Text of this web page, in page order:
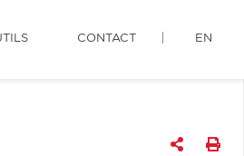
CONTACT EN